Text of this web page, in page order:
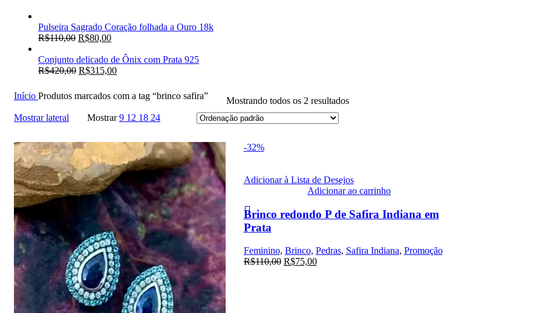
Pulseira Sagrado Coração folhada a Ouro 18k
R$110,00 R$80,00
Conjunto delicado de Ônix com Prata 925
R$420,00 R$315,00
Início Produtos marcados com a tag “brinco safira”
Mostrando todos os 2 resultados
Mostrar lateral
Mostrar9 12 18 24
-32%
Adicionar à Lista de Desejos
Adicionar ao carrinho
Brinco redondo P de Safira Indiana em
Prata
Feminino, Brinco, Pedras, Safira Indiana, Promoção
R$110,00 R$75,00